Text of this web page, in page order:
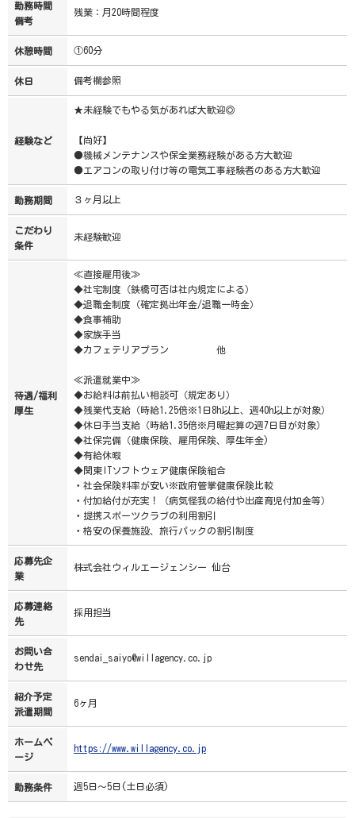
勤務時間
備考
残業：月20時間程度
休憩時間 ①60分
休日 備考欄参照
経験など
★未経験でもやる気があれば大歓迎◎
【尚好】
●機械メンテナンスや保全業務経験がある方大歓迎
●エアコンの取り付け等の電気工事経験者のある方大歓迎
勤務期間 ３ヶ月以上
こだわり
条件
未経験歓迎
待遇/福利
厚生
≪直接雇用後≫
◆社宅制度（鉄橋可否は社内規定による）
◆退職金制度（確定拠出年金/退職一時金）
◆食事補助
◆家族手当
◆カフェテリアプラン 他
≪派遣就業中≫
◆お給料は前払い相談可（規定あり）
◆残業代支給（時給1.25倍※1日8h以上、週40h以上が対象）
◆休日手当支給（時給1.35倍※月曜起算の週7日目が対象）
◆社保完備（健康保険、雇用保険、厚生年金)
◆有給休暇
◆関東ITソフトウェア健康保険組合
・社会保険料率が安い※政府管掌健康保険比較
・付加給付が充実！（病気怪我の給付や出産育児付加金等）
・提携スポーツクラブの利用割引
・格安の保養施設、旅行パックの割引制度
応募先企
業
株式会社ウィルエージェンシー 仙台
応募連絡
先
採用担当
お問い合
わせ先
sendai_saiyo@willagency.co.jp
紹介予定
派遣期間
6ヶ月
ホームペ
ージ
https://www.willagency.co.jp
勤務条件 週5日～5日(土日必須)